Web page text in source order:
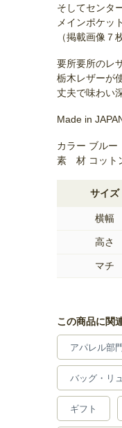
そしてセンタ
メインポケッ
（掲載画像７
要所要所のレ
栃木レザーが
丈夫で味わい
Made in
カラー ブルー
素 材 コット
サイズ
横幅
高さ
マチ
この商品に関
アパレル部
バッグ・リ
ギフト